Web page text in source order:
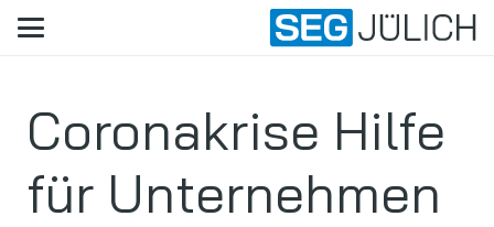
Coronakrise Hilfe
für Unternehmen